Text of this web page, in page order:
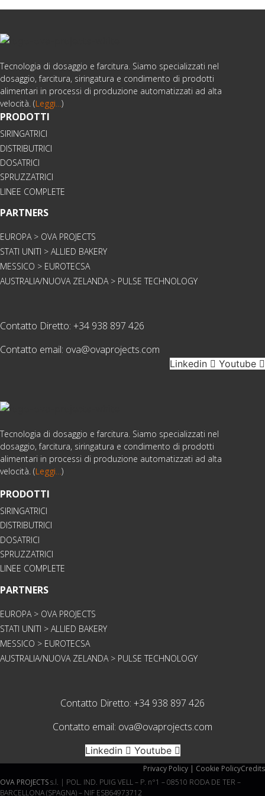
Tecnologia di dosaggio e farcitura. Siamo specializzati nel
dosaggio, farcitura, siringatura e condimento di prodotti
alimentari in processi di produzione automatizzati ad alta
velocità. (Leggi…)
PRODOTTI
SIRINGATRICI
DISTRIBUTRICI
DOSATRICI
SPRUZZATRICI
LINEE COMPLETE
PARTNERS
EUROPA > OVA PROJECTS
STATI UNITI > ALLIED BAKERY
MESSICO > EUROTECSA
AUSTRALIA/NUOVA ZELANDA > PULSE TECHNOLOGY
Contatto Diretto: +34 938 897 426
Contatto email: ova@ovaprojects.com
Linkedin Youtube
Tecnologia di dosaggio e farcitura. Siamo specializzati nel
dosaggio, farcitura, siringatura e condimento di prodotti
alimentari in processi di produzione automatizzati ad alta
velocità. (Leggi )
PRODOTTI
SIRINGATRICI
DISTRIBUTRICI
DOSATRICI
SPRUZZATRICI
LINEE COMPLETE
PARTNERS
EUROPA > OVA PROJECTS
STATI UNITI > ALLIED BAKERY
MESSICO > EUROTECSA
AUSTRALIA/NUOVA ZELANDA > PULSE TECHNOLOGY
Contatto Diretto: +34 938 897 426
Contatto email: ova@ovaprojects.com
Linkedin Youtube
Privacy Policy | Cookie PolicyCredits
OVA PROJECTSs.l. | POL. IND. PUIG VELL – P. n°1 – 08510 RODA DE TER –
BARCELLONA (SPAGNA) – NIF ESB64973712